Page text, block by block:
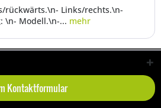
rückwärts.\n- Links/rechts.\n-
\n- Modell.\n-... mehr
Kontaktformular